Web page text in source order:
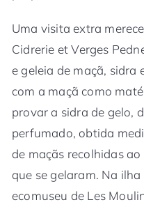
Uma visita extra
Cidrerie et Verges
e geleia de maçã, sidra
com a maçã como
provar a sidra de gelo,
perfumado, obtida
de maçãs recolhidas
que se gelaram. Na
ecomuseu de Les